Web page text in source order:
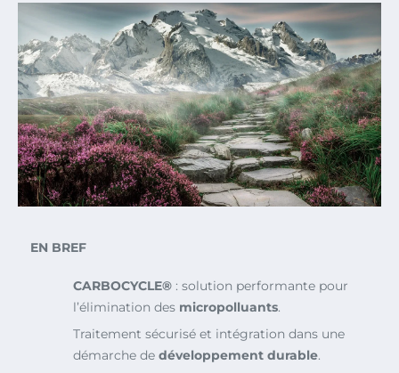
EN BREF
CARBOCYCLE® : solution performante pour
l’élimination des micropolluants.
Traitement sécurisé et intégration dans une
démarche de développement durable.